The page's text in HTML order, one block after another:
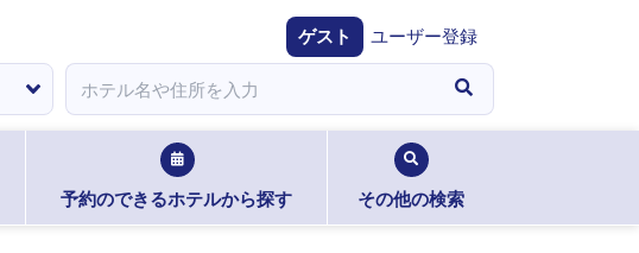
ゲスト ユーザー登録
予約のできるホテルから探す その他の検索